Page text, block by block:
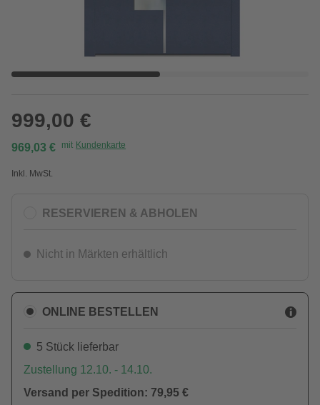
999,00 €
969,03 € mit Kundenkarte
Inkl. MwSt.
RESERVIEREN & ABHOLEN
Nicht in Märkten erhältlich
ONLINE BESTELLEN
5 Stück lieferbar
Zustellung 12.10. - 14.10.
Versand per Spedition: 79,95 €